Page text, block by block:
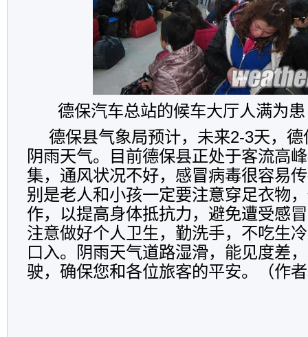
德保汽车总站的候车大厅人满为
德保县气象局预计，未来2-3天，
阴雨天气。目前德保县正处于客流高
集，通风状况不好，感冒病毒很容易
别是老人和小孩一定要注意穿足衣物
作，以提高身体抵抗力，避免遭受感
注意做好个人卫生，勤洗手，不吃生
口入。阴雨天气道路湿滑，能见度差
驶，确保您和各位旅客的平安。（作